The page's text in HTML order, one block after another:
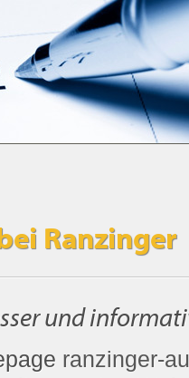
Ranzinger
und
ranzinger-